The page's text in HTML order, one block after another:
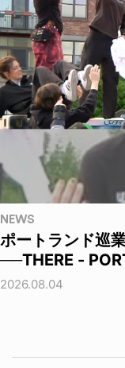
NEWS
ポートランド巡
──THERE -
2026.08.04